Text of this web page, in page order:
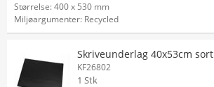
Størrelse: 400 x 530 mm
Miljøargumenter: Recycled
Skriveunderlag 40x53cm sort
KF26802
1 Stk